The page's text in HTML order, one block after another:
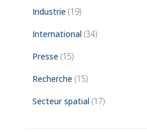
Industrie (19)
International (34)
Presse (15)
Recherche (15)
Secteur spatial (17)